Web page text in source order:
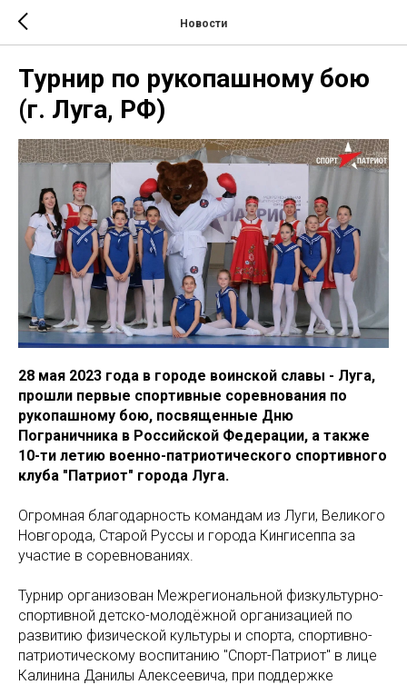
Новости
Турнир по рукопашному бою
(г. Луга, РФ)
28 мая 2023 года в городе воинской славы - Луга,
прошли первые спортивные соревнования по
рукопашному бою, посвященные Дню
Пограничника в Российской Федерации, а также
10-ти летию военно-патриотического спортивного
клуба "Патриот" города Луга.
Огромная благодарность командам из Луги, Великого
Новгорода, Старой Руссы и города Кингисеппа за
участие в соревнованиях.
Турнир организован Межрегиональной физкультурно-
спортивной детско-молодёжной организацией по
развитию физической культуры и спорта, спортивно-
патриотическому воспитанию "Спорт-Патриот" в лице
Калинина Данилы Алексеевича, при поддержке